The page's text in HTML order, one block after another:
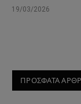
19/03/2026
ΠΡΟΣΦΑΤΑ